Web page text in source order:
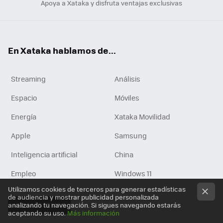
Apoya a Xataka y disfruta ventajas exclusivas
En Xataka hablamos de...
Streaming
Análisis
Espacio
Móviles
Energía
Xataka Movilidad
Apple
Samsung
Inteligencia artificial
China
Empleo
Windows 11
VER MÁS TEMAS
Utilizamos cookies de terceros para generar estadísticas
de audiencia y mostrar publicidad personalizada
analizando tu navegación. Si sigues navegando estarás
aceptando su uso. Más información